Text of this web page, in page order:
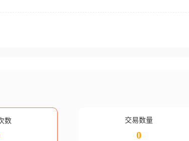
数 交易数量
0